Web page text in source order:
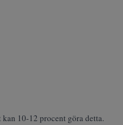
10-12 procent göra detta.